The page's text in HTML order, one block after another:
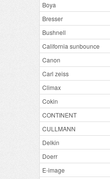
Boya
Bresser
Bushnell
California sunbounce
Canon
Carl zeiss
Climax
Cokin
CONTINENT
CULLMANN
Delkin
Doerr
E-image